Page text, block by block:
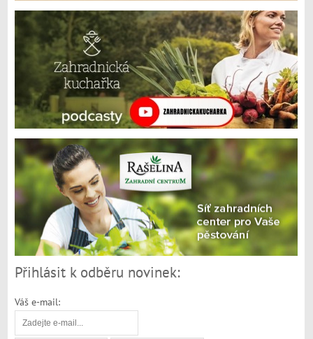
Přihlásit k odběru novinek:
Váš e-mail: